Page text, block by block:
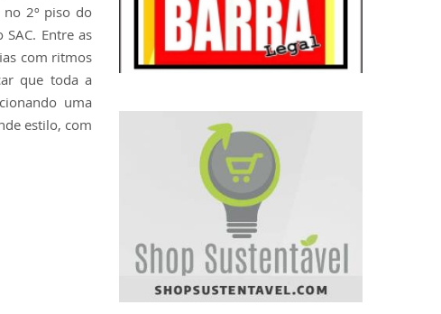
no 2º piso do
Entre as
com ritmos
que toda a
uma
estilo, com